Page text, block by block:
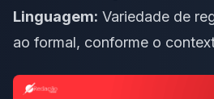
Linguagem: Variedade de
ao formal, conforme o